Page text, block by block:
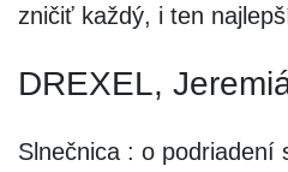
zničiť každý, i ten
DREXEL,
Slnečnica : o podriadení